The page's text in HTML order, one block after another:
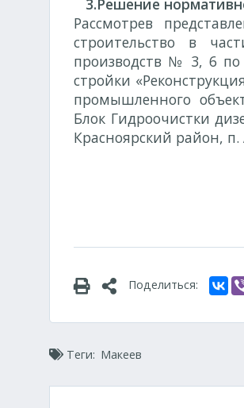
3.Решение
Рассмотрев
строительство в
производств № 3, 6 по
стройки
промышленного
Блок Гидроочистки
Красноярский район,
Поделиться:
Теги: Макеев